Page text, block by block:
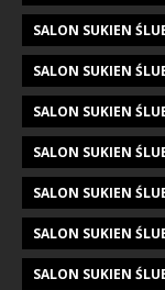
SALON SUKIEN
SALON SUKIEN
SALON SUKIEN
SALON SUKIEN
SALON SUKIEN
SALON SUKIEN
SALON SUKIEN